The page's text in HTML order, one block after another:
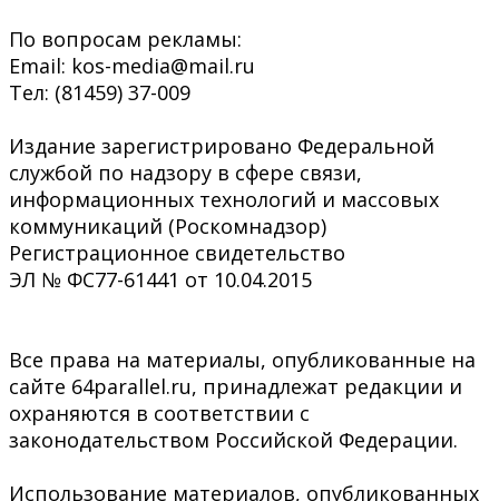
По вопросам рекламы:
Email: kos-media@mail.ru
Тел: (81459) 37-009
Издание зарегистрировано Федеральной
службой по надзору в сфере связи,
информационных технологий и массовых
коммуникаций (Роскомнадзор)
Регистрационное свидетельство
ЭЛ № ФС77-61441 от 10.04.2015
Все права на материалы, опубликованные на
сайте 64parallel.ru, принадлежат редакции и
охраняются в соответствии с
законодательством Российской Федерации.
Использование материалов, опубликованных